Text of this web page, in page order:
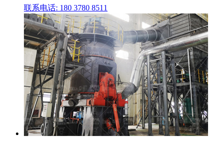
联系电话: 180 3780 8511